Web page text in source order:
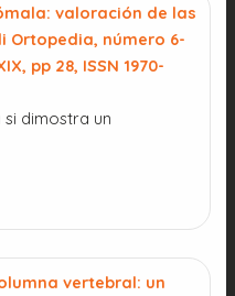
valoración de las
Ortopedia, número 6-
pp 28, ISSN 1970-
dimostra un
vertebral: un